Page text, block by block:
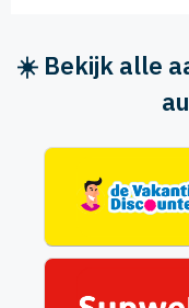
☀️ Bekijk alle